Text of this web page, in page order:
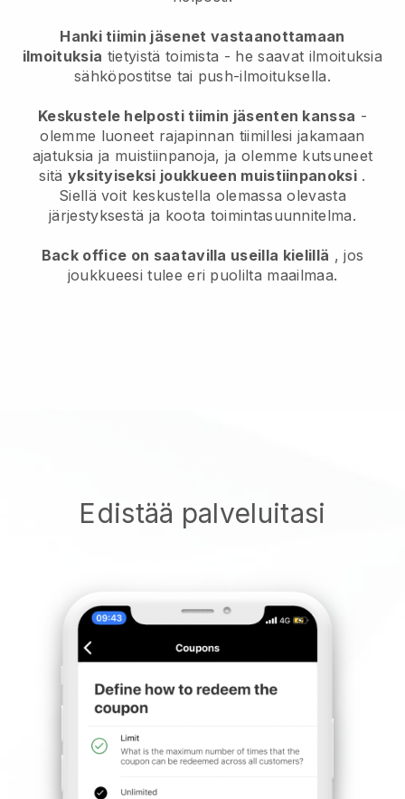
Hanki tiimin jäsenet vastaanottamaan
ilmoituksia tietyistä toimista - he saavat ilmoituksia
sähköpostitse tai push-ilmoituksella.
Keskustele helposti tiimin jäsenten kanssa -
olemme luoneet rajapinnan tiimillesi jakamaan
ajatuksia ja muistiinpanoja, ja olemme kutsuneet
sitä yksityiseksi joukkueen muistiinpanoksi .
Siellä voit keskustella olemassa olevasta
järjestyksestä ja koota toimintasuunnitelma.
Back office on saatavilla useilla kielillä , jos
joukkueesi tulee eri puolilta maailmaa.
Edistää palveluitasi